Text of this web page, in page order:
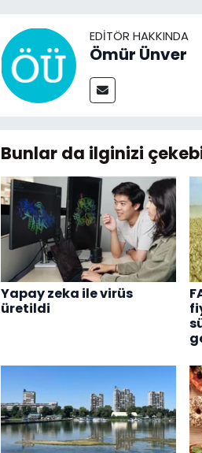
EDITÖR HAKKINDA
Ömür Ünver
Bunlar da ilginizi
Yapay zeka ile virüs
üretildi